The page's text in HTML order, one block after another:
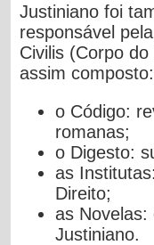
Justiniano foi
responsável
Civilis (Corpo
assim composto:
o Código:
romanas;
o Digesto:
as
Direito;
as Novelas:
Justiniano.